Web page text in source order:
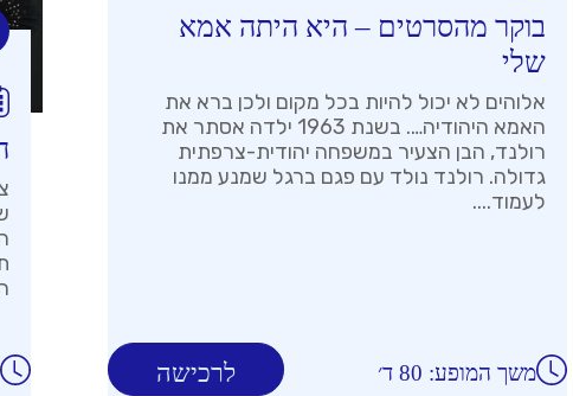
בוקר מהסרטים – היא היתה אמא
שלי
אלוהים לא יכול להיות בכל מקום ולכן ברא את
האמא היהודיה…. בשנת 1963 ילדה אסתר את
רולנד, הבן הצעיר במשפחה יהודית-צרפתית
גדולה. רולנד נולד עם פגם ברגל שמנע ממנו
לעמוד....
לרכישה משך המופע: 80 ד׳